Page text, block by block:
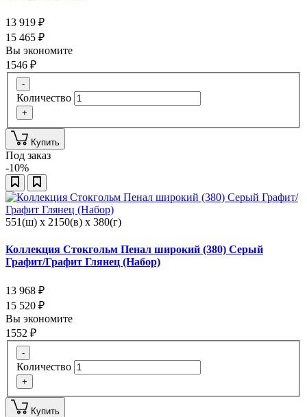
13 919 ₽
15 465 ₽
Вы экономите
1546 ₽
-
Количество
+
Купить
Под заказ
-10%
551(ш) x 2150(в) x 380(г)
Коллекция Стокгольм Пенал широкий (380) Серый
Графит/Графит Глянец (Набор)
13 968 ₽
15 520 ₽
Вы экономите
1552 ₽
-
Количество
+
Купить